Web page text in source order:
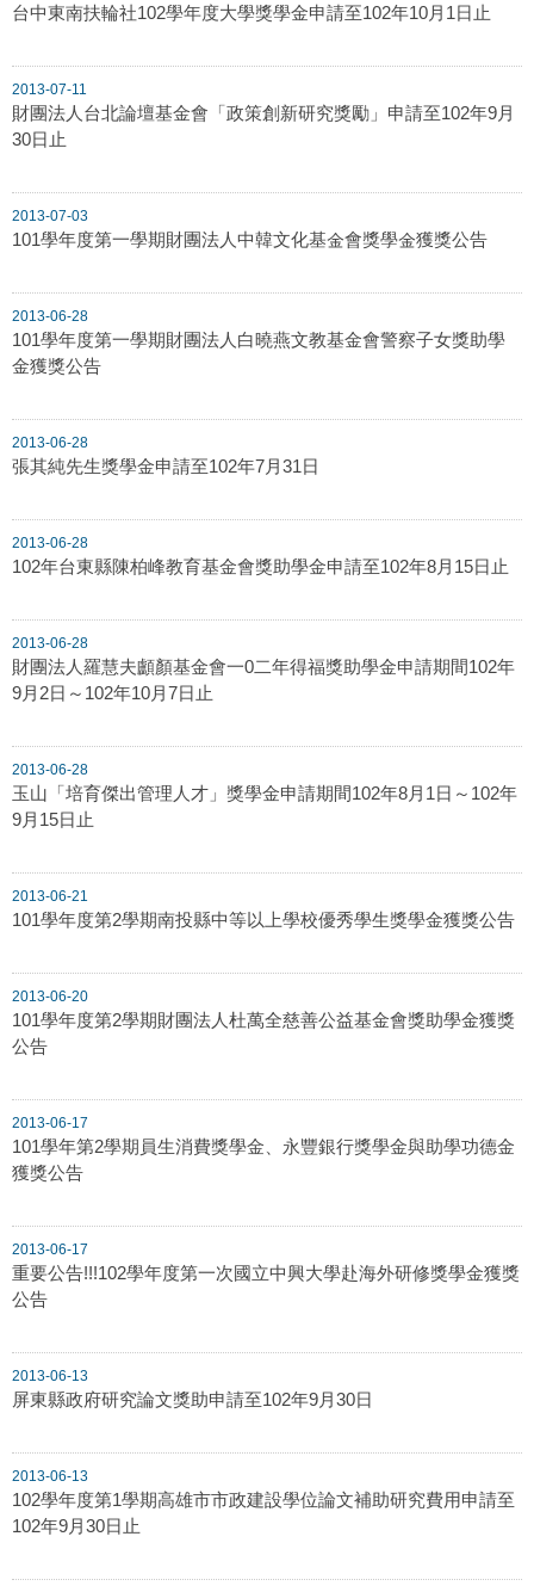
台中東南扶輪社102學年度大學獎學金申請至102年10月1日止
2013-07-11
財團法人台北論壇基金會「政策創新研究獎勵」申請至102年9月
30日止
2013-07-03
101學年度第一學期財團法人中韓文化基金會獎學金獲獎公告
2013-06-28
101學年度第一學期財團法人白曉燕文教基金會警察子女獎助學
金獲獎公告
2013-06-28
張其純先生獎學金申請至102年7月31日
2013-06-28
102年台東縣陳柏峰教育基金會獎助學金申請至102年8月15日止
2013-06-28
財團法人羅慧夫顱顏基金會一0二年得福獎助學金申請期間102年
9月2日～102年10月7日止
2013-06-28
玉山「培育傑出管理人才」獎學金申請期間102年8月1日～102年
9月15日止
2013-06-21
101學年度第2學期南投縣中等以上學校優秀學生獎學金獲獎公告
2013-06-20
101學年度第2學期財團法人杜萬全慈善公益基金會獎助學金獲獎
公告
2013-06-17
101學年第2學期員生消費獎學金、永豐銀行獎學金與助學功德金
獲獎公告
2013-06-17
重要公告!!!102學年度第一次國立中興大學赴海外研修獎學金獲獎
公告
2013-06-13
屏東縣政府研究論文獎助申請至102年9月30日
2013-06-13
102學年度第1學期高雄市市政建設學位論文補助研究費用申請至
102年9月30日止